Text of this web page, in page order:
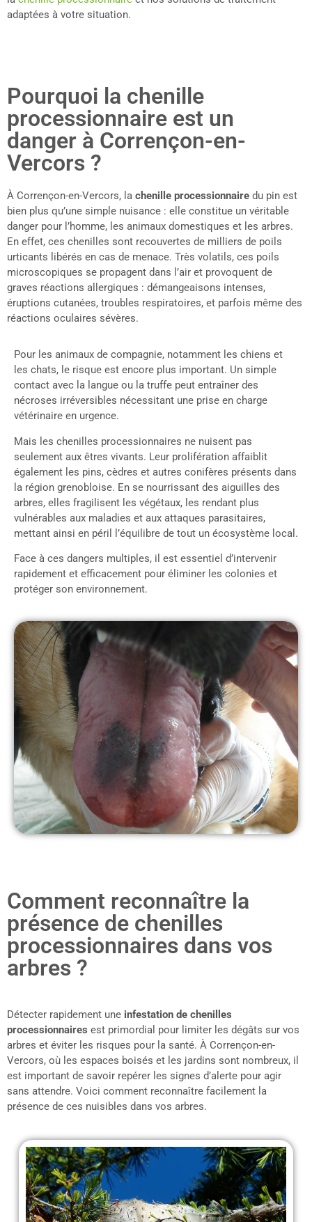
adaptées à votre situation.
Pourquoi la chenille
processionnaire est un
danger à Corrençon-en-
Vercors ?
À Corrençon-en-Vercors, la chenille processionnaire du pin est
bien plus qu’une simple nuisance : elle constitue un véritable
danger pour l’homme, les animaux domestiques et les arbres.
En effet, ces chenilles sont recouvertes de milliers de poils
urticants libérés en cas de menace. Très volatils, ces poils
microscopiques se propagent dans l’air et provoquent de
graves réactions allergiques : démangeaisons intenses,
éruptions cutanées, troubles respiratoires, et parfois même des
réactions oculaires sévères.
Pour les animaux de compagnie, notamment les chiens et
les chats, le risque est encore plus important. Un simple
contact avec la langue ou la truffe peut entraîner des
nécroses irréversibles nécessitant une prise en charge
vétérinaire en urgence.
Mais les chenilles processionnaires ne nuisent pas
seulement aux êtres vivants. Leur prolifération affaiblit
également les pins, cèdres et autres conifères présents dans
la région grenobloise. En se nourrissant des aiguilles des
arbres, elles fragilisent les végétaux, les rendant plus
vulnérables aux maladies et aux attaques parasitaires,
mettant ainsi en péril l’équilibre de tout un écosystème local.
Face à ces dangers multiples, il est essentiel d’intervenir
rapidement et efficacement pour éliminer les colonies et
protéger son environnement.
Comment reconnaître la
présence de chenilles
processionnaires dans vos
arbres ?
Détecter rapidement une infestation de chenilles
processionnaires est primordial pour limiter les dégâts sur vos
arbres et éviter les risques pour la santé. À Corrençon-en-
Vercors, où les espaces boisés et les jardins sont nombreux, il
est important de savoir repérer les signes d’alerte pour agir
sans attendre. Voici comment reconnaître facilement la
présence de ces nuisibles dans vos arbres.